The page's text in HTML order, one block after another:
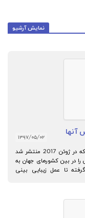
نمایش آرشیو
آنها
۱۳۹۷/۰۵/۰۲
گزارش انجمن بین المللی جراحی پلاستیک –ISAPS- که در ژوئن 2017 منتشر شد
را در بین کشورهای جهان به
تا عمل زیبایی بینی